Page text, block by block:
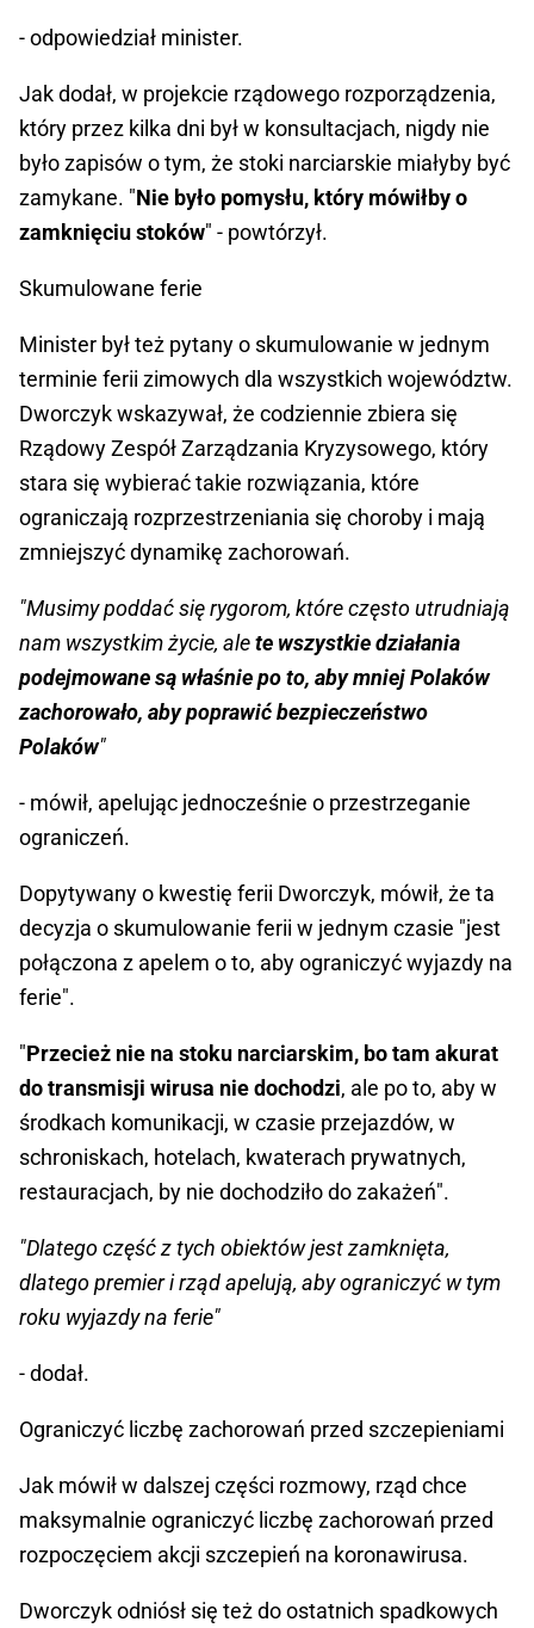
- odpowiedział minister.
Jak dodał, w projekcie rządowego rozporządzenia,
który przez kilka dni był w konsultacjach, nigdy nie
było zapisów o tym, że stoki narciarskie miałyby być
zamykane. "Nie było pomysłu, który mówiłby o
zamknięciu stoków" - powtórzył.
Skumulowane ferie
Minister był też pytany o skumulowanie w jednym
terminie ferii zimowych dla wszystkich województw.
Dworczyk wskazywał, że codziennie zbiera się
Rządowy Zespół Zarządzania Kryzysowego, który
stara się wybierać takie rozwiązania, które
ograniczają rozprzestrzeniania się choroby i mają
zmniejszyć dynamikę zachorowań.
"Musimy poddać się rygorom, które często utrudniają
nam wszystkim życie, alete wszystkie działania
podejmowane są właśnie po to, aby mniej Polaków
zachorowało, aby poprawić bezpieczeństwo
Polaków"
- mówił, apelując jednocześnie o przestrzeganie
ograniczeń.
Dopytywany o kwestię ferii Dworczyk, mówił, że ta
decyzja o skumulowanie ferii w jednym czasie "jest
połączona z apelem o to, aby ograniczyć wyjazdy na
ferie".
"Przecież nie na stoku narciarskim, bo tam akurat
do transmisji wirusa nie dochodzi, ale po to, aby w
środkach komunikacji, w czasie przejazdów, w
schroniskach, hotelach, kwaterach prywatnych,
restauracjach, by nie dochodziło do zakażeń".
"Dlatego część z tych obiektów jest zamknięta,
dlatego premier i rząd apelują, aby ograniczyć w tym
roku wyjazdy na ferie"
- dodał.
Ograniczyć liczbę zachorowań przed szczepieniami
Jak mówił w dalszej części rozmowy, rząd chce
maksymalnie ograniczyć liczbę zachorowań przed
rozpoczęciem akcji szczepień na koronawirusa.
Dworczyk odniósł się też do ostatnich spadkowych